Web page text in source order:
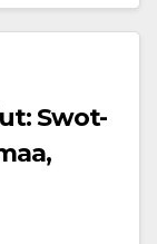
Swot-